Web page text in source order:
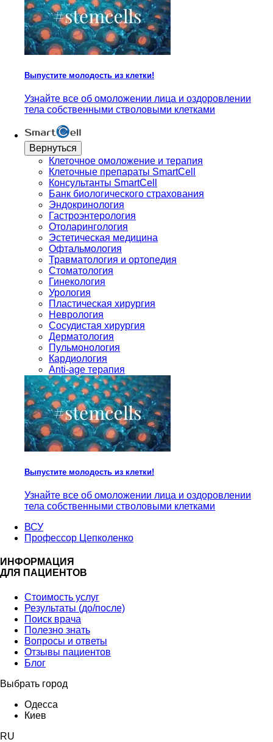
Выпустите молодость из клетки!
Узнайте все об омоложении лица и оздоровлении
тела собственными стволовыми клетками
Вернуться
Клеточное омоложение и терапия
Клеточные препараты SmartCell
Консультанты SmartCell
Банк биологического страхования
Эндокринология
Гастроэнтерология
Отоларингология
Эстетическая медицина
Офтальмология
Травматология и ортопедия
Стоматология
Гинекология
Урология
Пластическая хирургия
Неврология
Сосудистая хирургия
Дерматология
Пульмонология
Кардиология
Anti-age терапия
Выпустите молодость из клетки!
Узнайте все об омоложении лица и оздоровлении
тела собственными стволовыми клетками
ВСУ
Профессор Цепколенко
ИНФОРМАЦИЯ
ДЛЯ ПАЦИЕНТОВ
Стоимость услуг
Результаты (до/после)
Поиск врача
Полезно знать
Вопросы и ответы
Отзывы пациентов
Блог
Выбрать город
Одесса
Киев
RU